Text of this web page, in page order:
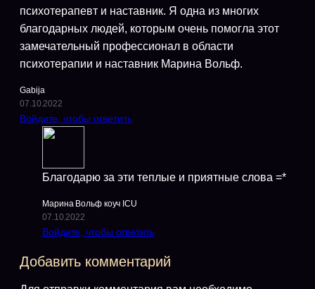
психотерапевт и наставник. Я одна из многих
благодарных людей, которым очень помогла этот
замечательный профессионал в области
психотерапии и наставник Марина Вольф.
Gabija
07.10.2022
Войдите, чтобы ответить
Благодарю за эти теплые и приятные слова =*
Марина Вольф коуч ICU
07.10.2022
Войдите, чтобы ответить
Добавить комментарий